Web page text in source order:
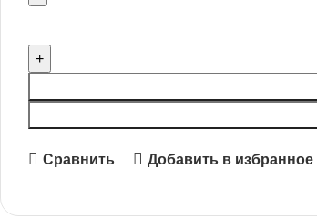
Сравнить Добавить в избранное